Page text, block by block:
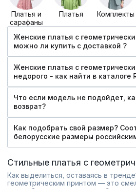
Платья и
сарафаны
Платья Комплекты
Женские платья с
можно ли купить c доставкой ?
Женские платья с
недорого - как найти в каталоге
Что если модель не подойдет,
возврат?
Как подобрать свой размер?
белорусские размеры
Стильные платья с
Как выделиться, оставаясь в
геометрическим принтом — это